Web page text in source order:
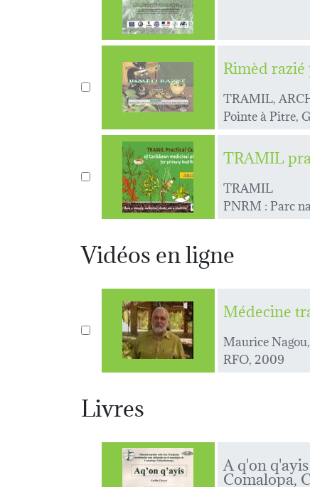
Rimèd
TRAMIL,
Pointe à Pitre,
TRAMIL
TRAMIL
PNRM : Parc
Vidéos en ligne
Médecine
Maurice
RFO, 2009
Livres
A q'on
Comalopa,